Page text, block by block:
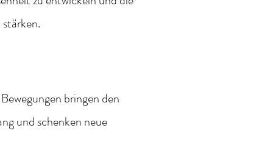
bringen den
und schenken neue